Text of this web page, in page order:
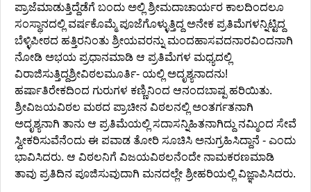
ಪ್ರಾಜೆಮಾಡುತ್ತಿದ್ದೆಡೆಗೆ ಬಂದು ಅಲ್ಲಿ ಶ್ರೀಮದಾಚಾರ್ಯರ ಕಾಲದಿಂದಲೂ
ಸಂಸ್ಥಾನದಲ್ಲಿ ವರ್ಷಕೊಮ್ಮೆ ಪೂಜೆಗೊಳ್ಳುತ್ತಿದ್ದ ಅನೇಕ ಪ್ರತಿಮೆಗಳನ್ನಿಟ್ಟಿದ್ದ
ಬೆಳ್ಳಿಪೀಠದ ಹತ್ತಿರನಿಂತು ಶ್ರೀಯವರನ್ನು ಮಂದಹಾಸವದನಾರವಿಂದನಾಗಿ
ನೋಡಿ ಅಭಯ ಪ್ರಧಾನಮಾಡಿ ಆ ಪ್ರತಿಮೆಗಳ ಮಧ್ಯದಲ್ಲಿ
ವಿರಾಜಿಸುತ್ತಿದ್ದಶ್ರೀವಿಠಲಮೂರ್ತಿ- ಯಲ್ಲಿ ಅದೃಶ್ಯನಾದನು!
ಹರ್ಷಾತಿರೇಕದಿಂದ ಗುರುಗಳ ಕಣ್ಣಿನಿಂದ ಆನಂದಬಾಷ್ಪ ಹರಿಯಿತು.
ಶ್ರೀವಿಜಯವಿಠಲ ಮಠದ ಪ್ರಾಚೀನ ವಿಠಲನಲ್ಲಿ ಅಂತರ್ಗತನಾಗಿ
ಅದೃಶ್ಯನಾಗಿ ತಾನು ಆ ಪ್ರತಿಮೆಯಲ್ಲಿ ಸದಾಸನ್ನಿಹಿತನಾಗಿದ್ದು ನಮ್ಮಿಂದ ಸೇವೆ
ಸ್ವೀಕರಿಸುವೆನೆಂದು ಈ ಪವಾಡ ತೋರಿ ಸೂಚಿಸಿ ಅನುಗ್ರಹಿಸಿದ್ದಾನೆ - ಎಂದು
ಭಾವಿಸಿದರು. ಆ ವಿಠಲನಿಗೆ ವಿಜಯವಿಠಲನೆಂದೇ ನಾಮಕರಣಮಾಡಿ
ತಾವು ಪ್ರತಿದಿನ ಪೂಜಿಸುವುದಾಗಿ ಮನದಲ್ಲೇ ಶ್ರೀಹರಿಯಲ್ಲಿ ವಿಜ್ಞಾಪಿಸಿದರು.